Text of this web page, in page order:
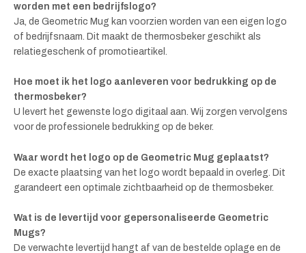
worden met een bedrijfslogo?
Ja, de Geometric Mug kan voorzien worden van een eigen logo
of bedrijfsnaam. Dit maakt de thermosbeker geschikt als
relatiegeschenk of promotieartikel.
Hoe moet ik het logo aanleveren voor bedrukking op de
thermosbeker?
U levert het gewenste logo digitaal aan. Wij zorgen vervolgens
voor de professionele bedrukking op de beker.
Waar wordt het logo op de Geometric Mug geplaatst?
De exacte plaatsing van het logo wordt bepaald in overleg. Dit
garandeert een optimale zichtbaarheid op de thermosbeker.
Wat is de levertijd voor gepersonaliseerde Geometric
Mugs?
De verwachte levertijd hangt af van de bestelde oplage en de